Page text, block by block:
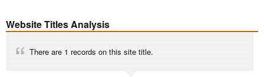
Website Titles Analysis
There are 1 records on this site title.